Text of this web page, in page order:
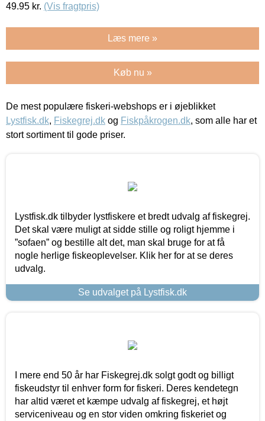
49.95 kr. (Vis fragtpris)
Læs mere »
Køb nu »
De mest populære fiskeri-webshops er i øjeblikket
Lystfisk.dk, Fiskegrej.dk og Fiskpåkrogen.dk, som alle har et
stort sortiment til gode priser.
Lystfisk.dk tilbyder lystfiskere et bredt udvalg af fiskegrej.
Det skal være muligt at sidde stille og roligt hjemme i
”sofaen” og bestille alt det, man skal bruge for at få
nogle herlige fiskeoplevelser. Klik her for at se deres
udvalg.
Se udvalget på Lystfisk.dk
I mere end 50 år har Fiskegrej.dk solgt godt og billigt
fiskeudstyr til enhver form for fiskeri. Deres kendetegn
har altid været et kæmpe udvalg af fiskegrej, et højt
serviceniveau og en stor viden omkring fiskeriet og